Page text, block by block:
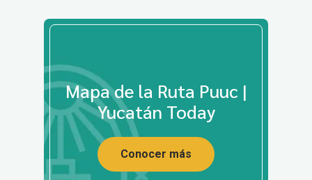
Mapa de la Ruta Puuc |
Yucatán Today
Conocer más